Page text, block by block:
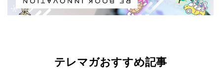
テレマガおすすめ記事